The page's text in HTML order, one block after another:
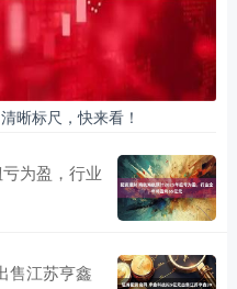
晰标尺，快来看！
为盈，行业
售江苏亨鑫